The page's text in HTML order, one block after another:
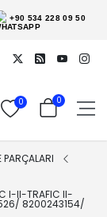
+90 534 228 09 50
0 0
PARÇALARI
I-II-TRAFIC II-
8200243154/